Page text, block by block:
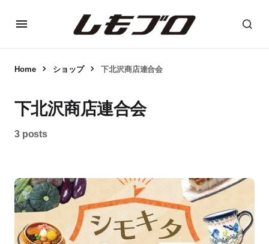
Home ショップ 下北沢商店連合会
下北沢商店連合会
3 posts